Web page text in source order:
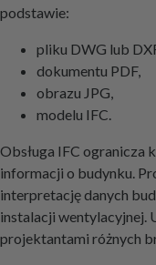
podstawie:
pliku DWG lub
dokumentu PDF,
obrazu JPG,
modelu IFC.
Obsługa IFC ogranicza
informacji o budynku.
interpretację danych
instalacji wentylacyjnej.
projektantami różnych